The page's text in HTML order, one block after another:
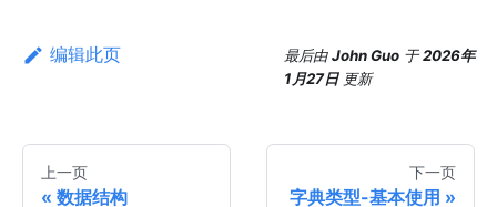
编辑此页 最后由John Guo 于2026年
1月27日 更新
上一页
数据结构
下一页
字典类型-基本使用